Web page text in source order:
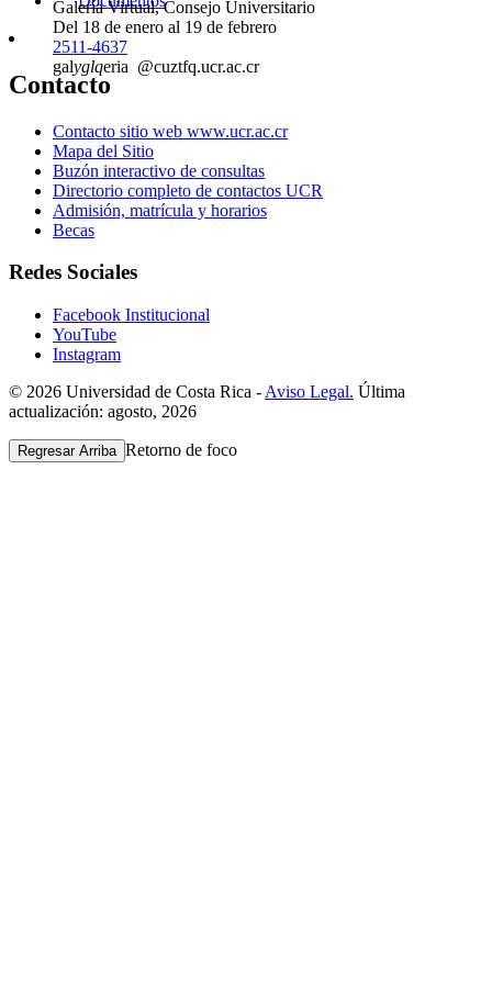
Galería Virtual, Consejo Universitario
Del 18 de enero al 19 de febrero
2511-4637
galyglqeria @cuztfq.ucr.ac.cr
Contacto
Contacto sitio web www.ucr.ac.cr
Mapa del Sitio
Buzón interactivo de consultas
Directorio completo de contactos UCR
Admisión, matrícula y horarios
Becas
Redes Sociales
Facebook Institucional
YouTube
Instagram
© 2026 Universidad de Costa Rica - Aviso Legal. Última
actualización: agosto, 2026
Regresar Arriba Retorno de foco